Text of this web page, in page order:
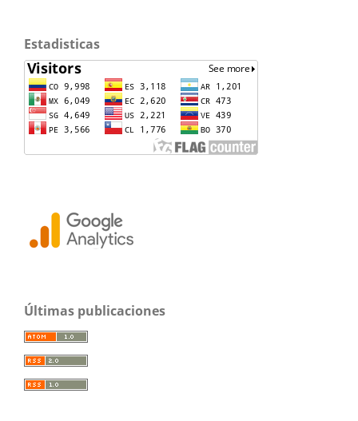
Estadisticas
Últimas publicaciones